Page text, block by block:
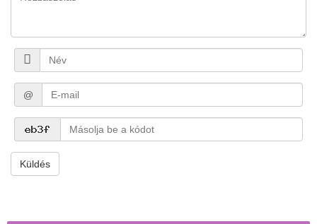
@
Küldés